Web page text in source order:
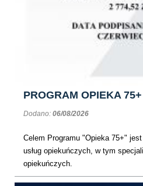
PROGRAM OPIEKA
Dodano: 06/08/2026
Celem Programu "Opieka 75+"
usług opiekuńczych, w tym
opiekuńczych.